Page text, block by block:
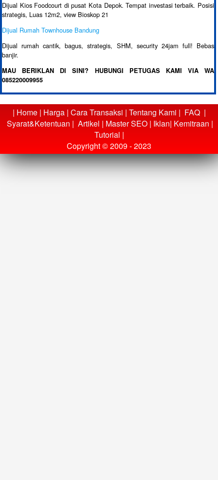
Dijual Kios Foodcourt di pusat Kota Depok. Tempat investasi terbaik. Posisi
strategis, Luas 12m2, view Bioskop 21
Dijual Rumah Townhouse Bandung
Dijual rumah cantik, bagus, strategis, SHM, security 24jam full! Bebas
banjir.
MAU BERIKLAN DI SINI? HUBUNGI PETUGAS KAMI VIA WA
085220009955
| Home| Harga| Cara Transaksi | Tentang Kami | FAQ|
Syarat&Ketentuan | Artikel | Master SEO | Iklan| Kemitraan |
Tutorial |
Copyright © 2009 - 2023